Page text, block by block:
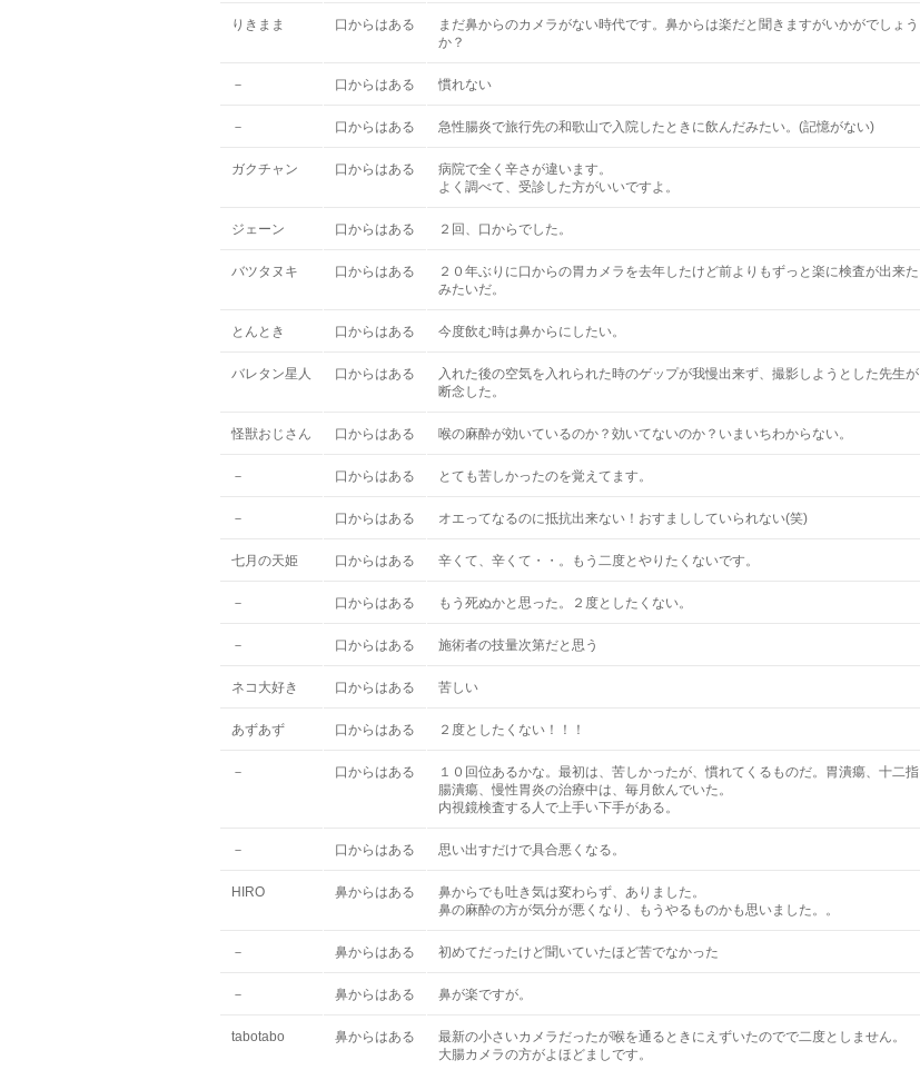
りきまま 口からはある
まだ鼻からのカメラがない時代です。鼻からは楽だと聞きますがいかがでしょう
か？
－ 口からはある 慣れない
－ 口からはある 急性腸炎で旅行先の和歌山で入院したときに飲んだみたい。(記憶がない)
ガクチャン 口からはある
病院で全く辛さが違います。
よく調べて、受診した方がいいですよ。
ジェーン 口からはある ２回、口からでした。
バツタヌキ 口からはある
２０年ぶりに口からの胃カメラを去年したけど前よりもずっと楽に検査が出来た
みたいだ。
とんとき 口からはある 今度飲む時は鼻からにしたい。
バレタン星人 口からはある
入れた後の空気を入れられた時のゲップが我慢出来ず、撮影しようとした先生が
断念した。
怪獣おじさん 口からはある 喉の麻酔が効いているのか？効いてないのか？いまいちわからない。
－ 口からはある とても苦しかったのを覚えてます。
－ 口からはある オエってなるのに抵抗出来ない！おすまししていられない(笑)
七月の天姫 口からはある 辛くて、辛くて・・。もう二度とやりたくないです。
－ 口からはある もう死ぬかと思った。２度としたくない。
－ 口からはある 施術者の技量次第だと思う
ネコ大好き 口からはある 苦しい
あずあず 口からはある ２度としたくない！！！
－ 口からはある
１０回位あるかな。最初は、苦しかったが、慣れてくるものだ。胃潰瘍、十二指
腸潰瘍、慢性胃炎の治療中は、毎月飲んでいた。
内視鏡検査する人で上手い下手がある。
－ 口からはある 思い出すだけで具合悪くなる。
HIRO 鼻からはある
鼻からでも吐き気は変わらず、ありました。
鼻の麻酔の方が気分が悪くなり、もうやるものかも思いました。。
－ 鼻からはある 初めてだったけど聞いていたほど苦でなかった
－ 鼻からはある 鼻が楽ですが。
tabotabo 鼻からはある
最新の小さいカメラだったが喉を通るときにえずいたのでで二度としません。
大腸カメラの方がよほどましです。